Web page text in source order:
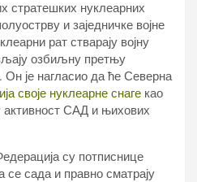
стратешких нуклеарних
и заједничке војне
рат стварају војну
озбиљну претњу
Он је нагласио да ће Северна
своје нуклеарне снаге као
активност САД и њихових
су потписнице
се сада и правно сматрају